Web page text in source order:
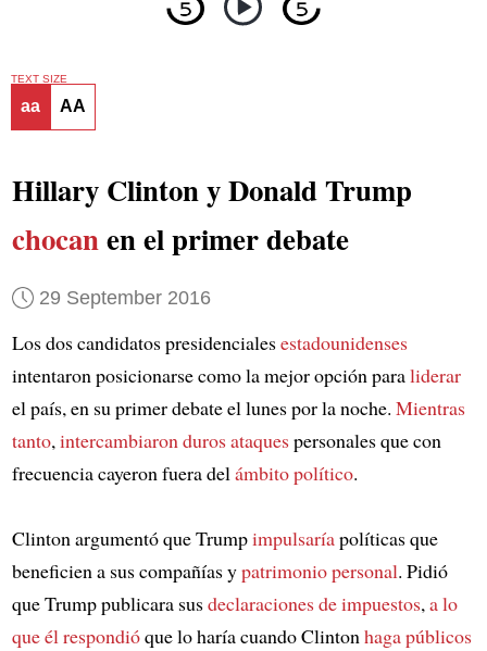
TEXT SIZE
aa AA
Hillary Clinton y Donald Trump
chocanen el primer debate
29 September 2016
Los dos candidatos presidencialesestadounidenses
intentaron posicionarse como la mejor opción paraliderar
el país, en su primer debate el lunes por la noche. Mientras
tanto,intercambiaronduros ataquespersonales que con
frecuencia cayeron fuera delámbito político.
Clinton argumentó que Trumpimpulsaríapolíticas que
beneficien a sus compañías ypatrimonio personal. Pidió
que Trump publicara susdeclaraciones de impuestos,a lo
que él respondióque lo haría cuando Clintonhaga públicos